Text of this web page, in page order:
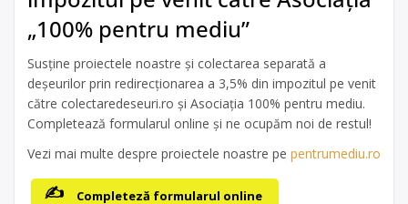
„100% pentru mediu”
Susține proiectele noastre și colectarea separată a
deșeurilor prin redirecționarea a 3,5% din impozitul pe venit
către colectaredeseuri.ro și Asociația 100% pentru mediu.
Completează formularul online și ne ocupăm noi de restul!
Vezi mai multe despre proiectele noastre pe pentrumediu.ro
Completeză formularul online